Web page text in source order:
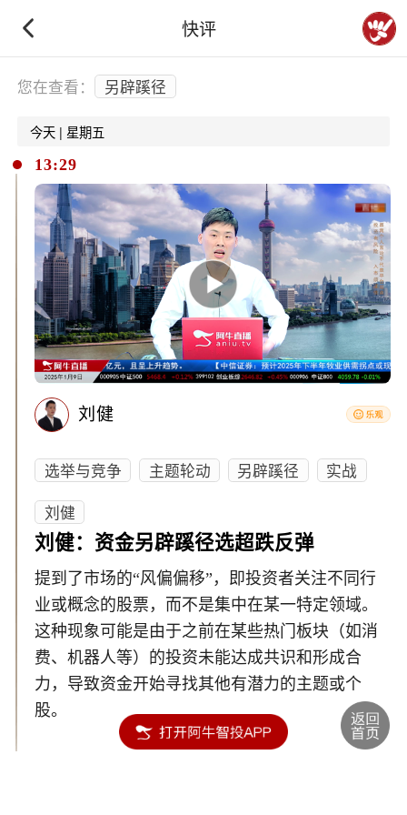
快评
下拉刷新
您在查看： 另辟蹊径
今天 | 星期五
13:29
刘健
选举与竞争 主题轮动 另辟蹊径
实战
刘健
刘健：资金另辟蹊径选超跌反弹
提到了市场的“风偏偏移”，即投资者关注不同行
业或概念的股票，而不是集中在某一特定领域。
这种现象可能是由于之前在某些热门板块（如消
费、机器人等）的投资未能达成共识和形成合
力，导致资金开始寻找其他有潜力的主题或个
股。